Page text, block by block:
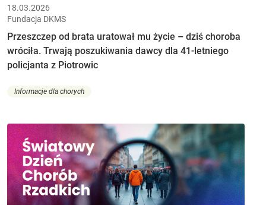
18.03.2026
Fundacja DKMS
Przeszczep od brata uratował mu życie – dziś choroba
wróciła. Trwają poszukiwania dawcy dla 41-letniego
policjanta z Piotrowic
Informacje dla chorych